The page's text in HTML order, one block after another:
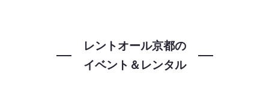
レントオール京都の
イベント＆レンタル